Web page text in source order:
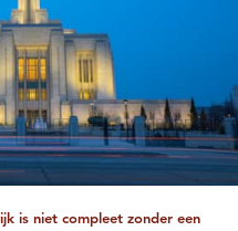
is niet compleet zonder een